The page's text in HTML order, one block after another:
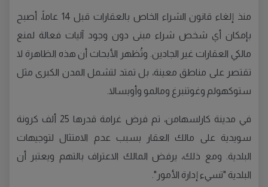
منذ إلغاء قانون الشراء الخاص بالعقارات قبل 14 عاماً، أصبح
بإمكان أي شخص شراء مبنى دون وجود آليات فعالة لمنع
مالكي العقارات غير الجادين. وتُظهر الأبحاث أن هذه الظاهرة لا
تقتصر على مناطق معينة، بل تمتد لتشمل المدن الكبرى مثل
ستوكهولم وغوتنبرغ ومالمو وأوبسالا.
في مدينة كارلسهامن، تم فرض غرامة قدرها 25 ألف كرونة
سويدية على مالك العقار بسبب عدم الامتثال لتوجيهات
البلدية. ومع ذلك، يرفض المالك الاعتراف بالتهم ويعتبر أن
البلدية "تسيء إدارة الأمور".